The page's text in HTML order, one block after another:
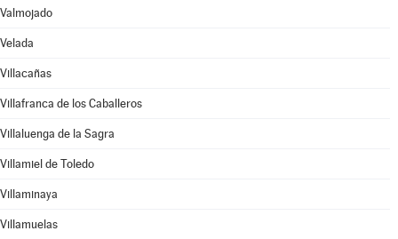
Valmojado
Velada
Villacañas
Villafranca de los Caballeros
Villaluenga de la Sagra
Villamiel de Toledo
Villaminaya
Villamuelas